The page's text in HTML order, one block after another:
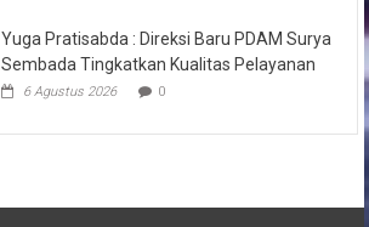
Yuga Pratisabda : Direksi Baru PDAM Surya
Sembada Tingkatkan Kualitas Pelayanan
6 Agustus 2026 0